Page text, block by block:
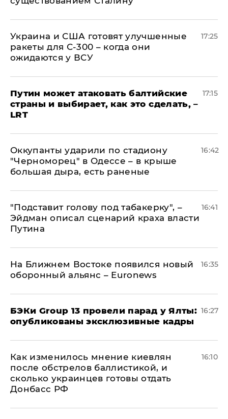
Украина и США готовят улучшенные
ракеты для С-300 – когда они
ожидаются у ВСУ
17:25
Путин может атаковать балтийские
страны и выбирает, как это сделать, –
LRT
17:15
Оккупанты ударили по стадиону
"Черноморец" в Одессе – в крыше
большая дыра, есть раненые
16:42
​"Подставит голову под табакерку", –
Эйдман описал сценарий краха власти
Путина
16:41
На Ближнем Востоке появился новый
оборонный альянс – Euronews
16:35
​БЭКи Group 13 провели парад у Ялты:
опубликованы эксклюзивные кадры
16:27
Как изменилось мнение киевлян
после обстрелов баллистикой, и
сколько украинцев готовы отдать
Донбасс РФ
16:10